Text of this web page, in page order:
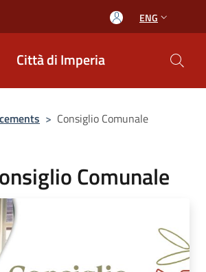
ENG
Città di Imperia
> Consiglio Comunale
Comunale